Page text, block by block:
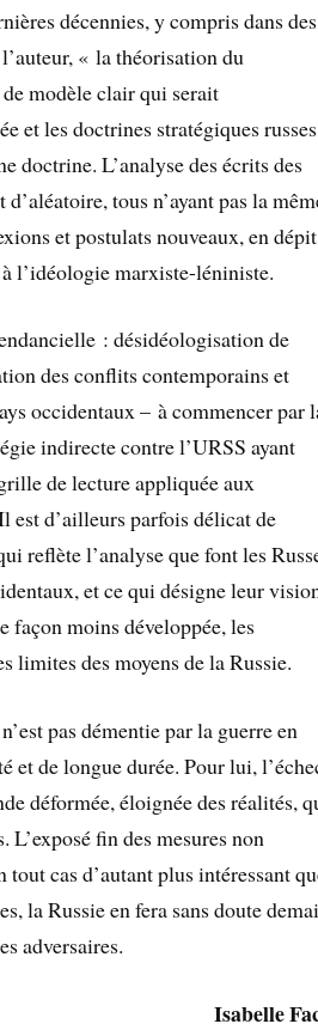
décennies, y compris dans des
« la théorisation du
modèle clair qui serait
et les doctrines stratégiques
doctrine. L’analyse des écrits des
tous n’ayant pas la
et postulats nouveaux, en
l’idéologie marxiste-léniniste.
: désidéologisation de
des conflits contemporains et
occidentaux – à commencer par
indirecte contre l’URSS ayant
de lecture appliquée aux
est d’ailleurs parfois délicat de
reflète l’analyse que font les
et ce qui désigne leur
façon moins développée, les
limites des moyens de la Russie.
pas démentie par la guerre en
de longue durée. Pour lui,
déformée, éloignée des réalités,
fin des mesures non
cas d’autant plus intéressant
la Russie en fera sans doute
adversaires.
Isabelle